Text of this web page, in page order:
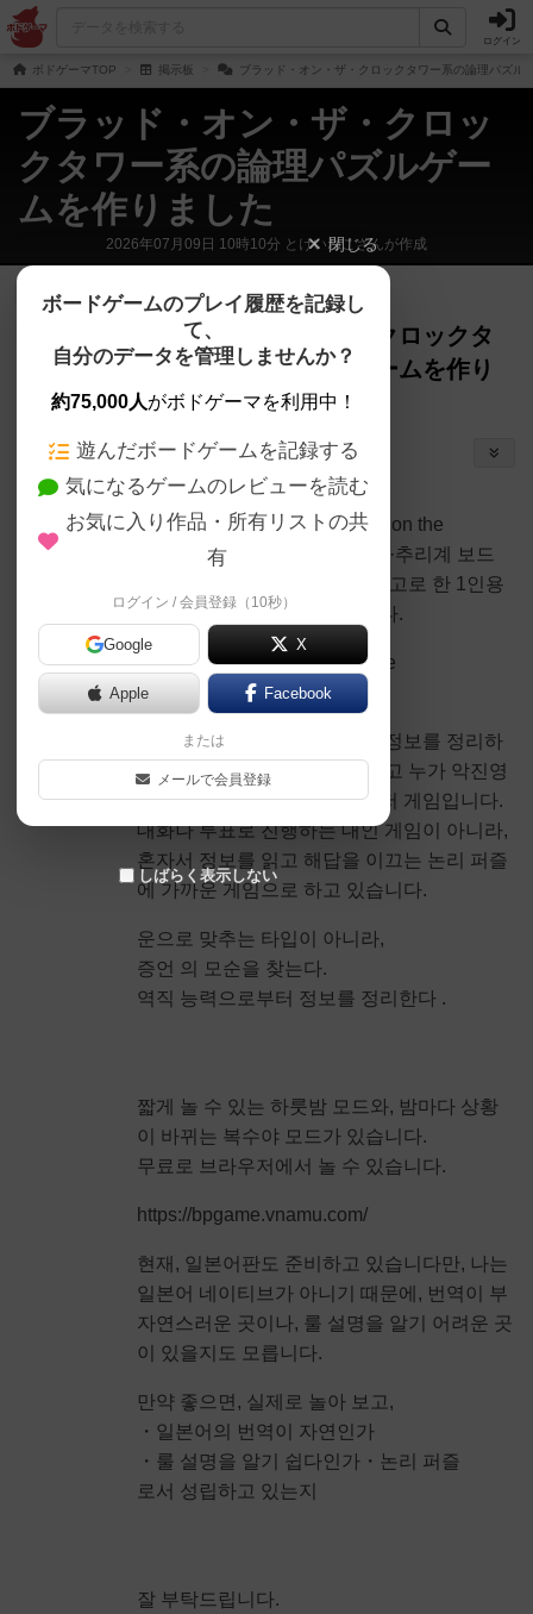
ログイン
ボドゲーマTOP 掲示板 ブラッド・オン・ザ・クロックタワー系の論理パズル
ブラッド・オン・ザ・クロッ
クタワー系の論理パズルゲー
ムを作りました
2026年07月09日 10時10分 とけいねこさんが作成
22名が閲覧 28日前
ブラッド・オン・ザ・クロックタ
ワー系の論理パズルゲームを作り
ました
ブログ・アプリ・WEBサービス
안녕하세요.
'블러드 온 더 클락 타워(Blood on the
Clocktower)'와 같은 정체 은닉·추리계 보드
게임을 좋아해, 그 분위기를 참고로 한 1인용
논리 퍼즐 게임을 만들었습니다.
게임 이름은 "Village Under the
Clocktower"입니다.
마을 사람들의 증언이나 직책 정보를 정리하
면서 누가 선량한 마을 사람이고 누가 악진영
인지를 추리해 나가는 브라우저 게임입니다.
대화나 투표로 진행하는 대인 게임이 아니라,
혼자서 정보를 읽고 해답을 이끄는 논리 퍼즐
에 가까운 게임으로 하고 있습니다.
운으로 맞추는 타입이 아니라,
증언 의 모순을 찾는다.
역직 능력으로부터 정보를 정리한다 .
짧게 놀 수 있는 하룻밤 모드와, 밤마다 상황
이 바뀌는 복수야 모드가 있습니다.
무료로 브라우저에서 놀 수 있습니다.
https://bpgame.vnamu.com/
현재, 일본어판도 준비하고 있습니다만, 나는
일본어 네이티브가 아니기 때문에, 번역이 부
자연스러운 곳이나, 룰 설명을 알기 어려운 곳
이 있을지도 모릅니다.
만약 좋으면, 실제로 놀아 보고,
・일본어의 번역이 자연인가
・룰 설명을 알기 쉽다인가・논리 퍼즐
로서 성립하고 있는지
잘 부탁드립니다.
とけいねこ
シェアする
閉じる
ボードゲームのプレイ履歴を記録し
て、
自分のデータを管理しませんか？
約75,000人がボドゲーマを利用中！
遊んだボードゲームを記録する
気になるゲームのレビューを読む
お気に入り作品・所有リストの共
有
ログイン / 会員登録（10秒）
Google X
Apple Facebook
または
メールで会員登録
しばらく表示しない